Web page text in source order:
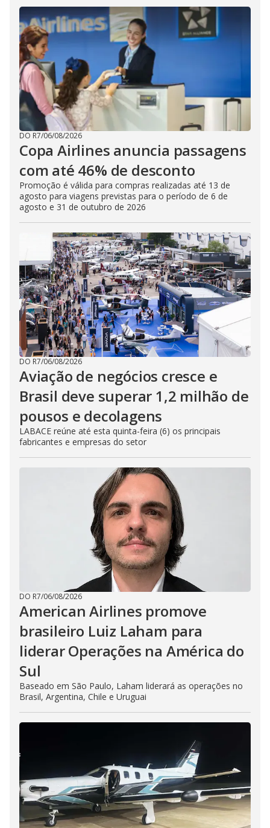
DO R7/06/08/2026
Copa Airlines anuncia passagens
com até 46% de desconto
Promoção é válida para compras realizadas até 13 de
agosto para viagens previstas para o período de 6 de
agosto e 31 de outubro de 2026
DO R7/06/08/2026
Aviação de negócios cresce e
Brasil deve superar 1,2 milhão de
pousos e decolagens
LABACE reúne até esta quinta-feira (6) os principais
fabricantes e empresas do setor
DO R7/06/08/2026
American Airlines promove
brasileiro Luiz Laham para
liderar Operações na América do
Sul
Baseado em São Paulo, Laham liderará as operações no
Brasil, Argentina, Chile e Uruguai